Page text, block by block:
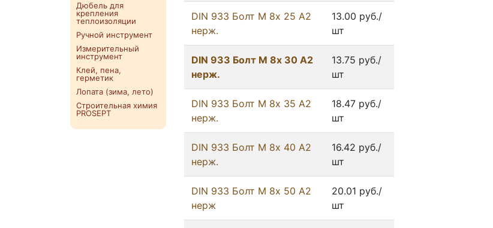
Дюбель для
крепления
теплоизоляции
Ручной инструмент
Измерительный
инструмент
Клей, пена,
герметик
Лопата (зима, лето)
Строительная химия
PROSEPT
DIN 933 Болт М 8х 25 А2
нерж.
13.00 руб./
шт
DIN 933 Болт М 8х 30 А2
нерж.
13.75 руб./
шт
DIN 933 Болт М 8х 35 А2
нерж.
18.47 руб./
шт
DIN 933 Болт М 8х 40 А2
нерж.
16.42 руб./
шт
DIN 933 Болт М 8х 50 А2
нерж
20.01 руб./
шт